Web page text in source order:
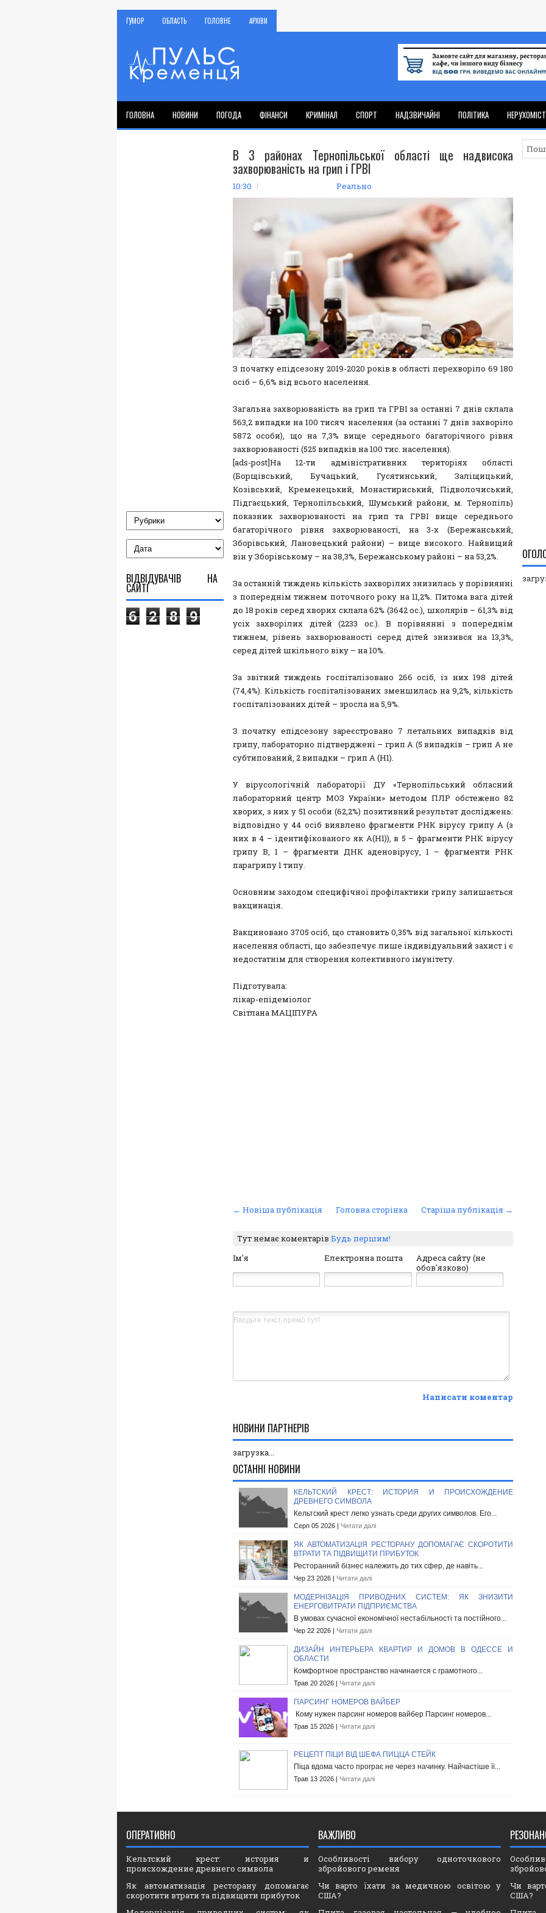
ГУМОР ОБЛАСТЬ ГОЛОВНЕ АРХІВИ
ГОЛОВНА НОВИНИ ПОГОДА ФІНАНСИ КРИМІНАЛ СПОРТ НАДЗВИЧАЙНІ ПОЛІТИКА
В 3 районах Тернопільської області ще надвисока
захворюваність на грип і ГРВІ
10:30 Реально
З початку епідсезону 2019-2020 років в області перехворіло 69 180
осіб – 6,6% від всього населення.
Загальна захворюваність на грип та ГРВІ за останні 7 днів склала
563,2 випадки на 100 тисяч населення (за останні 7 днів захворіло
5872 особи), що на 7,3% вище середнього багаторічного рівня
захворюваності (525 випадків на 100 тис. населення).
[ads-post]На 12-ти адміністративних територіях області
(Борщівський, Бучацький, Гусятинський, Заліщицький,
Козівський, Кременецький, Монастириський, Підволочиський,
Підгаєцький, Тернопільський, Шумський райони, м. Тернопіль)
показник захворюваності на грип та ГРВІ вище середнього
багаторічного рівня захворюваності, на 3-х (Бережанський,
Зборівський, Лановецький райони) – вище високого. Найвищий
він у Зборівському – на 38,3%, Бережанському районі – на 53,2%.
За останній тиждень кількість захворілих знизилась у порівнянні
з попереднім тижнем поточного року на 11,2%. Питома вага дітей
до 18 років серед хворих склала 62% (3642 ос.), школярів – 61,3% від
усіх захворілих дітей (2233 ос.). В порівнянні з попереднім
тижнем, рівень захворюваності серед дітей знизився на 13,3%,
серед дітей шкільного віку – на 10%.
За звітний тиждень госпіталізовано 266 осіб, із них 198 дітей
(74,4%). Кількість госпіталізованих зменшилась на 9,2%, кількість
госпіталізованих дітей – зросла на 5,9%.
З початку епідсезону зареєстровано 7 летальних випадків від
грипу, лабораторно підтверджені – грип А (5 випадків – грип А не
субтипований, 2 випадки – грип А (Н1).
У вірусологічній лабораторії ДУ «Тернопільський обласний
лабораторний центр МОЗ України» методом ПЛР обстежено 82
хворих, з них у 51 особи (62,2%) позитивний результат досліджень:
відповідно у 44 осіб виявлено фрагменти РНК вірусу грипу А (з
них в 4 – ідентифікованого як А(Н1)), в 5 – фрагменти РНК вірусу
грипу В, 1 – фрагменти ДНК аденовірусу, 1 – фрагменти РНК
парагрипу 1 типу.
Основним заходом специфічної профілактики грипу залишається
вакцинація.
Вакциновано 3705 осіб, що становить 0,35% від загальної кількості
населення області, що забезпечує лише індивідуальний захист і є
недостатнім для створення колективного імунітету.
Підготувала:
лікар-епідеміолог
Світлана МАЦІПУРА
← Новіша публікація Старіша публікація →
Головна сторінка
Тут немає коментарів Будь першим!
Ім'я
Електронна пошта
Адреса сайту (не
обов'язково)
Написати коментар
НОВИНИ ПАРТНЕРІВ
загрузка...
ОСТАННІ НОВИНИ
КЕЛЬТСКИЙ КРЕСТ: ИСТОРИЯ И ПРОИСХОЖДЕНИЕ
ДРЕВНЕГО СИМВОЛА
Кельтский крест легко узнать среди других символов. Его...
Серп 05 2026 | Читати далі
ЯК АВТОМАТИЗАЦІЯ РЕСТОРАНУ ДОПОМАГАЄ СКОРОТИТИ
ВТРАТИ ТА ПІДВИЩИТИ ПРИБУТОК
Ресторанний бізнес належить до тих сфер, де навіть...
Чер 23 2026 | Читати далі
МОДЕРНІЗАЦІЯ ПРИВОДНИХ СИСТЕМ: ЯК ЗНИЗИТИ
ЕНЕРГОВИТРАТИ ПІДПРИЄМСТВА
В умовах сучасної економічної нестабільності та постійного...
Чер 22 2026 | Читати далі
ДИЗАЙН ИНТЕРЬЕРА КВАРТИР И ДОМОВ В ОДЕССЕ И
ОБЛАСТИ
Комфортное пространство начинается с грамотного...
Трав 20 2026 | Читати далі
ПАРСИНГ НОМЕРОВ ВАЙБЕР
Кому нужен парсинг номеров вайбер Парсинг номеров...
Трав 15 2026 | Читати далі
РЕЦЕПТ ПІЦИ ВІД ШЕФА ПИЦЦА СТЕЙК
Піца вдома часто програє не через начинку. Найчастіше її...
Трав 13 2026 | Читати далі
ВІДВІДУВАЧІВ НА
САЙТІ
6 2 8 9
ОПЕРАТИВНО
Кельтский крест: история и
происхождение древнего символа
Як автоматизація ресторану допомагає
скоротити втрати та підвищити прибуток
ВАЖЛИВО
Особливості вибору одноточкового
збройового ременя
Чи варто їхати за медичною освітою у
США?
Чи
США?